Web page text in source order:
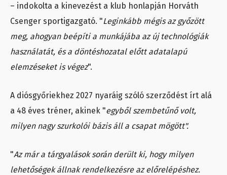
– indokolta a kinevezést a klub honlapján Horváth
Csenger sportigazgató. "Leginkább mégis az győzött
meg, ahogyan beépíti a munkájába az új technológiák
használatát, és a döntéshozatal előtt adatalapú
elemzéseket is végez".
A diósgyőriekhez 2027 nyaráig szóló szerződést írt alá
a 48 éves tréner, akinek "egyből szembetűnő volt,
milyen nagy szurkolói bázis áll a csapat mögött".
"Az már a tárgyalások során derült ki, hogy milyen
lehetőségek állnak rendelkezésre az előrelépéshez.